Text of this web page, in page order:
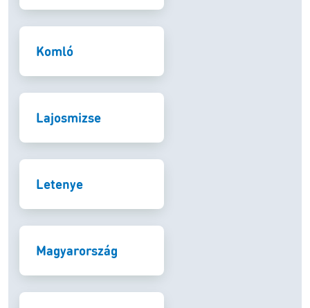
Komló
Lajosmizse
Letenye
Magyarország